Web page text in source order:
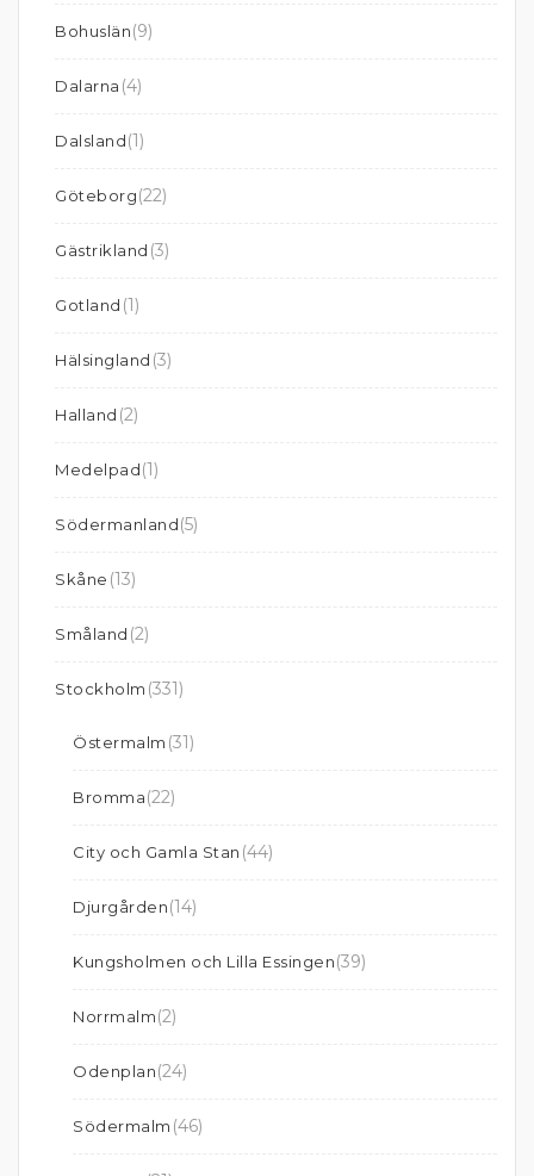
Bohuslän(9)
Dalarna (4)
Dalsland(1)
Göteborg(22)
Gästrikland (3)
Gotland (1)
Hälsingland (3)
Halland (2)
Medelpad(1)
Södermanland(5)
Skåne (13)
Småland (2)
Stockholm (331)
Östermalm (31)
Bromma(22)
City och Gamla Stan (44)
Djurgården(14)
Kungsholmen och Lilla Essingen(39)
Norrmalm(2)
Odenplan(24)
Södermalm (46)